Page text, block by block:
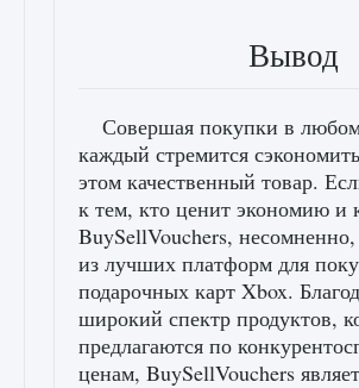
Вывод
Совершая покупки в
каждый стремится
этом качественный товар.
к тем, кто ценит экономию и
BuySellVouchers, несомненно,
из лучших платформ для
подарочных карт Xbox.
широкий спектр продуктов,
предлагаются по
ценам, BuySellVouchers